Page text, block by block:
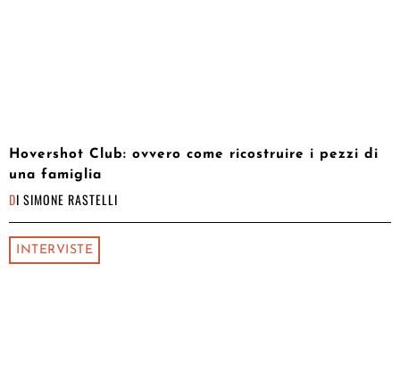
Hovershot Club: ovvero come ricostruire i pezzi di
una famiglia
DI SIMONE RASTELLI
INTERVISTE